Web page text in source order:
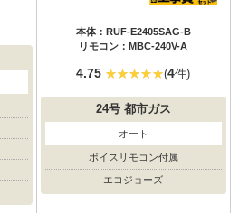
本体：RUF-E2405SAG-B
リモコン：MBC-240V-A
4.75 (4件)
24号都市ガス
オート
ボイスリモコン付属
エコジョーズ